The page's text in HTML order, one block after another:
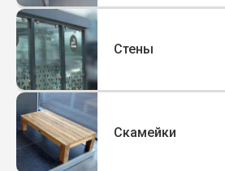
Стены
Скамейки